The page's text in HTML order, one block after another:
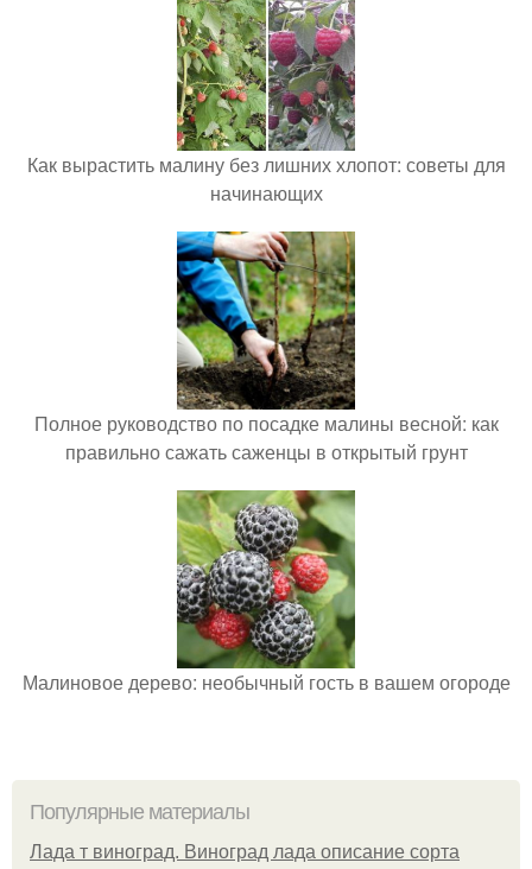
Как вырастить малину без лишних хлопот: советы для
начинающих
Полное руководство по посадке малины весной: как
правильно сажать саженцы в открытый грунт
Малиновое дерево: необычный гость в вашем огороде
Популярные материалы
Лада т виноград. Виноград лада описание сорта